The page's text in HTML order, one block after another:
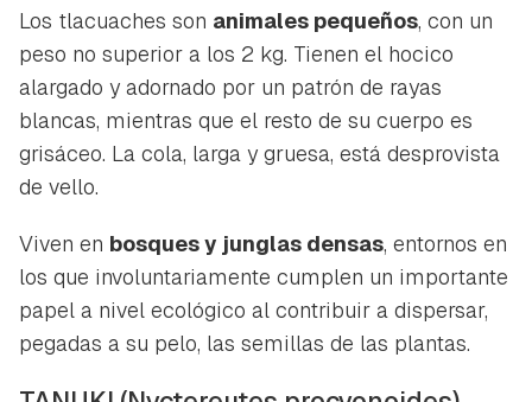
Los tlacuaches son animales pequeños, con un
peso no superior a los 2 kg. Tienen el hocico
alargado y adornado por un patrón de rayas
blancas, mientras que el resto de su cuerpo es
grisáceo. La cola, larga y gruesa, está desprovista
de vello.
Viven en bosques y junglas densas, entornos en
los que involuntariamente cumplen un importante
papel a nivel ecológico al contribuir a dispersar,
pegadas a su pelo, las semillas de las plantas.